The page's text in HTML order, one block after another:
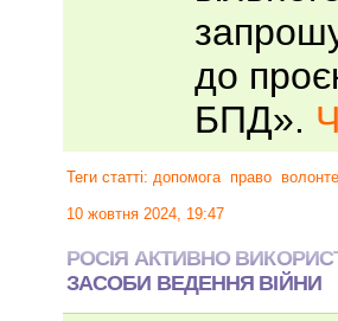
до
БПД».
Теги статті: допомога право
10 жовтня 2024, 19:47
РОСІЯ АКТИВНО
ЗАСОБИ ВЕДЕННЯ ВІЙНИ